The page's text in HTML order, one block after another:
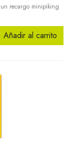
recargo minipiking
Añadir al carrito